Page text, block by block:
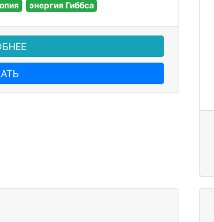
энергия Гиббса